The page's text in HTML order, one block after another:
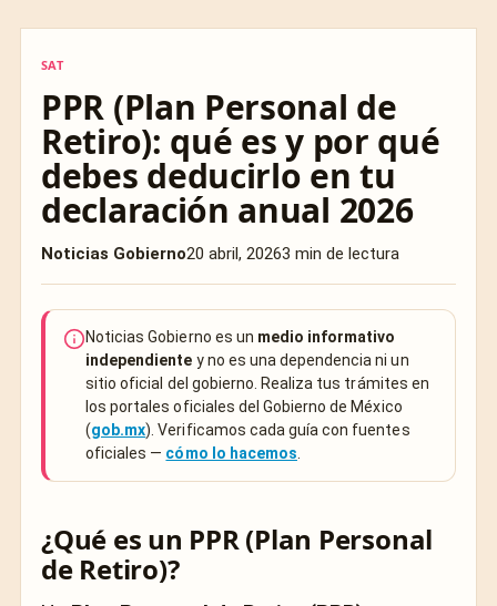
SAT
PPR (Plan Personal de
Retiro): qué es y por qué
debes deducirlo en tu
declaración anual 2026
Noticias Gobierno20 abril, 20263 min de lectura
Noticias Gobierno es un medio informativo
independiente y no es una dependencia ni un
sitio oficial del gobierno. Realiza tus trámites en
los portales oficiales del Gobierno de México
(gob.mx). Verificamos cada guía con fuentes
oficiales — cómo lo hacemos
¿Qué es un PPR (Plan Personal
de Retiro)?